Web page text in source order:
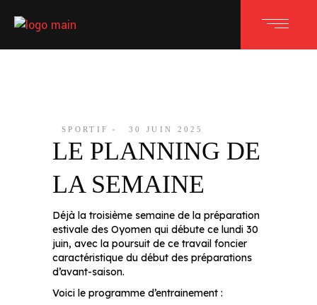
SPORTIF 30 JUIN 2025
LE PLANNING DE
LA SEMAINE
Déjà la troisième semaine de la préparation
estivale des Oyomen qui débute ce lundi 30
juin, avec la poursuit de ce travail foncier
caractéristique du début des préparations
d’avant-saison.
Voici le programme d’entrainement :